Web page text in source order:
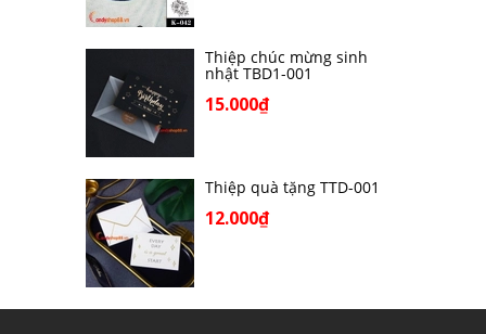
Thiệp chúc mừng sinh
nhật TBD1-001
15.000₫
Thiệp quà tặng TTD-001
12.000₫